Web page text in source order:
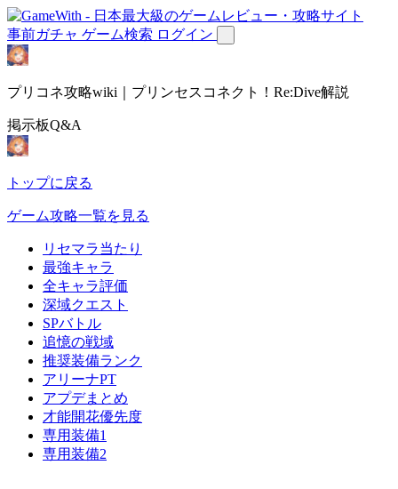
事前ガチャ ゲーム検索 ログイン
プリコネ攻略wiki｜プリンセスコネクト！Re:Dive解説
掲示板Q&A
トップに戻る
ゲーム攻略一覧を見る
リセマラ当たり
最強キャラ
全キャラ評価
深域クエスト
SPバトル
追憶の戦域
推奨装備ランク
アリーナPT
アプデまとめ
才能開花優先度
専用装備1
専用装備2